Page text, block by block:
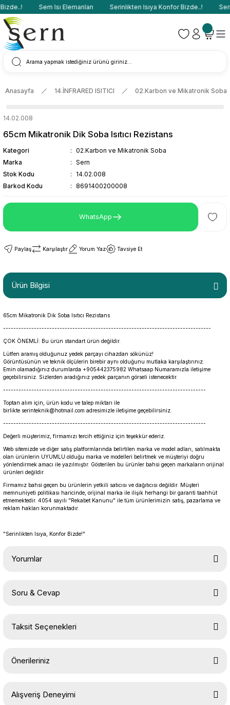
Sern Isı Elemanları Serinlikten Isıya Konfor Bizde..!
Anasayfa 14.İNFRARED ISITICI 02.Karbon ve Mikatronik Soba
14.02.008
65cm Mikatronik Dik Soba Isıtıcı Rezistans
Kategori
02.Karbon ve Mikatronik Soba
Marka
Sern
Stok Kodu
14.02.008
Barkod Kodu
8691400200008
WhatsApp
Paylaş Karşılaştır Yorum Yaz Tavsiye Et
Ürün Bilgisi
65cm Mikatronik Dik Soba Isıtıcı Rezistans
---------------------------------------------------------------------------------
ÇOK ÖNEMLİ: Bu ürün standart ürün değildir.
Lütfen aramış olduğunuz yedek parçayı cihazdan sökünüz!
Görüntüsünün ve teknik ölçülerin birebir aynı olduğunu mutlaka karşılaştırınız.
Emin olamadığınız durumlarda +905442375982 Whatsaap Numaramızla iletişime
geçebilirsiniz. Sizlerden aradığınız yedek parçanın görseli istenecektir.
-------------------------------------------------------------------------------
Toptan alım için, ürün kodu ve talep miktarı ile
birlikte serinteknik@hotmail.com adresimizle iletişime geçebilirsiniz.
-------------------------------------------------------------------------------
Değerli müşterimiz, firmamızı tercih ettiğiniz için teşekkür ederiz.
Web sitemizde ve diğer satış platformlarında belirtilen marka ve model adları, satılmakta
olan ürünlerin UYUMLU olduğu marka ve modelleri belirtmek ve müşteriyi doğru
yönlendirmek amacı ile yazılmıştır. Gösterilen bu ürünler bahsi geçen markaların orijinal
ürünleri değildir.
Firmamız bahsi geçen bu ürünlerin yetkili satıcısı ve dağıtıcısı değildir. Müşteri
memnuniyeti politikası haricinde, orijinal marka ile ilişik herhangi bir garanti taahhüt
etmemektedir. 4054 sayılı "Rekabet Kanunu" ile tüm ürünlerimizin satış, pazarlama ve
reklam hakları korunmaktadır.
"Serinlikten Isıya, Konfor Bizde!"
Yorumlar
Soru & Cevap
Taksit Seçenekleri
Önerileriniz
konularda yetersiz gördüğünüz noktaları öneri formunu kullanarak
Alışveriş Deneyimi